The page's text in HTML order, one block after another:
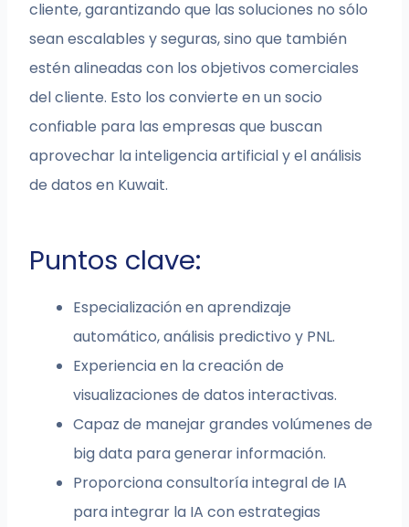
cliente, garantizando que las soluciones no sólo
sean escalables y seguras, sino que también
estén alineadas con los objetivos comerciales
del cliente. Esto los convierte en un socio
confiable para las empresas que buscan
aprovechar la inteligencia artificial y el análisis
de datos en Kuwait.
Puntos clave:
Especialización en aprendizaje
automático, análisis predictivo y PNL.
Experiencia en la creación de
visualizaciones de datos interactivas.
Capaz de manejar grandes volúmenes de
big data para generar información.
Proporciona consultoría integral de IA
para integrar la IA con estrategias